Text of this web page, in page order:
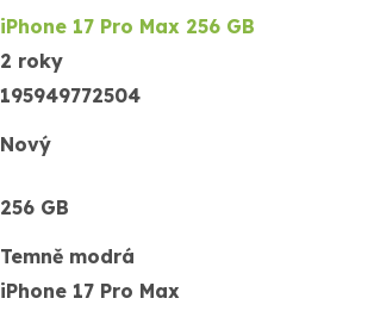
iPhone 17 Pro Max 256 GB
2 roky
195949772504
Nový
256 GB
Temně modrá
iPhone 17 Pro Max